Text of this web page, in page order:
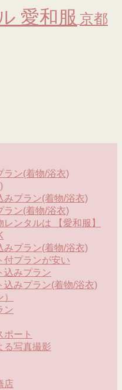
愛和服 京都
ラン(着物/浴衣)
みプラン(着物/浴衣)
ラン(着物/浴衣)
ンタルは 【愛和服】
みプラン(着物/浴衣)
付プランが安い
込みプラン
込みプラン(着物/浴衣)
ン
ポート
る写真撮影
店